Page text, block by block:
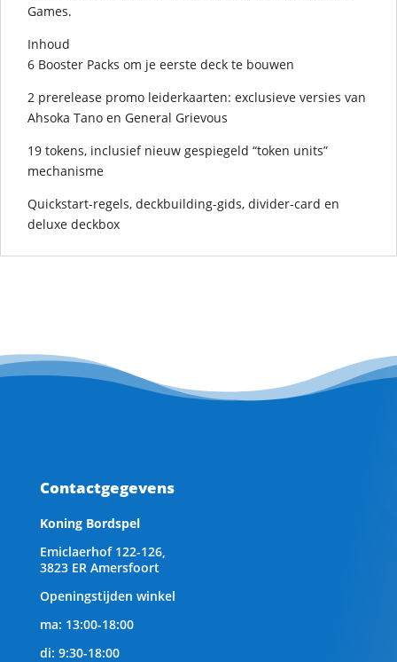
Games.
Inhoud
6 Booster Packs om je eerste deck te bouwen
2 prerelease promo leiderkaarten: exclusieve versies van
Ahsoka Tano en General Grievous
19 tokens, inclusief nieuw gespiegeld “token units”
mechanisme
Quickstart-regels, deckbuilding-gids, divider-card en
deluxe deckbox
Contactgegevens
Koning Bordspel
Emiclaerhof 122-126,
3823 ER Amersfoort
Openingstijden winkel
ma: 13:00-18:00
di: 9:30-18:00